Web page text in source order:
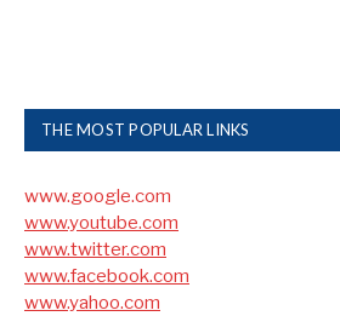
THE MOST POPULAR LINKS
www.google.com
www.youtube.com
www.twitter.com
www.facebook.com
www.yahoo.com